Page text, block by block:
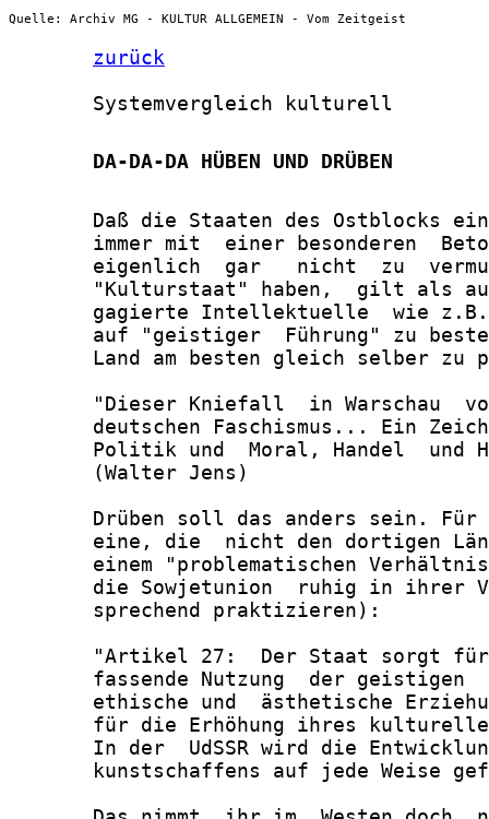
Quelle: Archiv MG - KULTUR ALLGEMEIN - Vom Zeitgeist
zurück
       Systemvergleich kulturell
       DA-DA-DA HÜBEN UND DRÜBEN